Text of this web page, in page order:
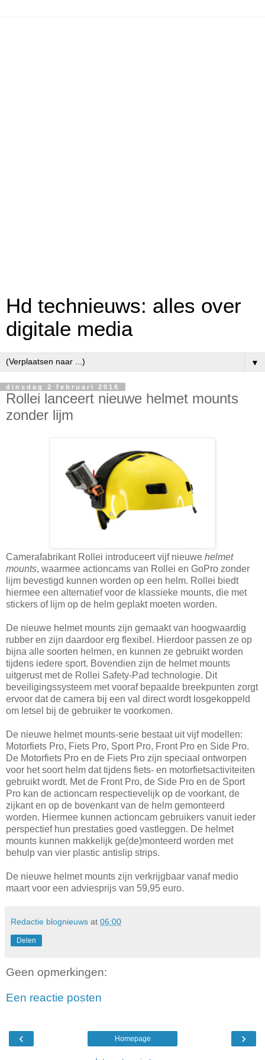
Hd technieuws: alles over
digitale media
▼
dinsdag 2 februari 2016
Rollei lanceert nieuwe helmet mounts
zonder lijm
Camerafabrikant Rollei introduceert vijf nieuwe helmet
mounts, waarmee actioncams van Rollei en GoPro zonder
lijm bevestigd kunnen worden op een helm. Rollei biedt
hiermee een alternatief voor de klassieke mounts, die met
stickers of lijm op de helm geplakt moeten worden.
De nieuwe helmet mounts zijn gemaakt van hoogwaardig
rubber en zijn daardoor erg flexibel. Hierdoor passen ze op
bijna alle soorten helmen, en kunnen ze gebruikt worden
tijdens iedere sport. Bovendien zijn de helmet mounts
uitgerust met de Rollei Safety-Pad technologie. Dit
beveiligingssysteem met vooraf bepaalde breekpunten zorgt
ervoor dat de camera bij een val direct wordt losgekoppeld
om letsel bij de gebruiker te voorkomen.
De nieuwe helmet mounts-serie bestaat uit vijf modellen:
Motorfiets Pro, Fiets Pro, Sport Pro, Front Pro en Side Pro.
De Motorfiets Pro en de Fiets Pro zijn speciaal ontworpen
voor het soort helm dat tijdens fiets- en motorfietsactiviteiten
gebruikt wordt. Met de Front Pro, de Side Pro en de Sport
Pro kan de actioncam respectievelijk op de voorkant, de
zijkant en op de bovenkant van de helm gemonteerd
worden. Hiermee kunnen actioncam gebruikers vanuit ieder
perspectief hun prestaties goed vastleggen. De helmet
mounts kunnen makkelijk ge(de)monteerd worden met
behulp van vier plastic antislip strips.
De nieuwe helmet mounts zijn verkrijgbaar vanaf medio
maart voor een adviesprijs van 59,95 euro.
Redactie blognieuws at 06:00
Delen
Geen opmerkingen:
Een reactie posten
‹ ›
Homepage